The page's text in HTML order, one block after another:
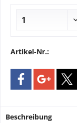
Artikel-Nr.:
Beschreibung